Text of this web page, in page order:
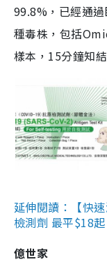
99.8%，已經通
種毒株，包括
樣本，15分鐘知
延伸閱讀：【快
檢測劑 最平$18
億世家